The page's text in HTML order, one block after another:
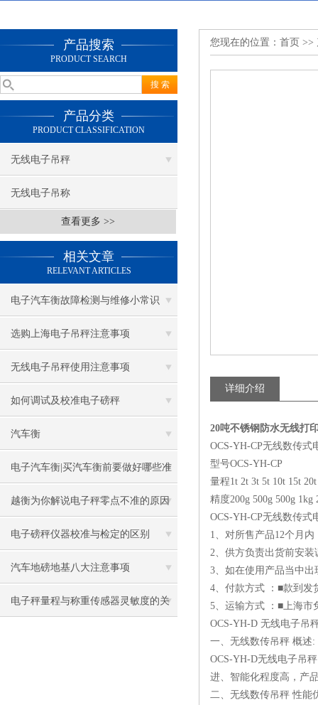
产品搜索
PRODUCT SEARCH
产品分类
PRODUCT CLASSIFICATION
无线电子吊秤
无线电子吊称
查看更多 >>
相关文章
RELEVANT ARTICLES
电子汽车衡故障检测与维修小常识
选购上海电子吊秤注意事项
无线电子吊秤使用注意事项
如何调试及校准电子磅秤
汽车衡
电子汽车衡|买汽车衡前要做好哪些准
备呢
越衡为你解说电子秤零点不准的原因
电子磅秤仪器校准与检定的区别
汽车地磅地基八大注意事项
电子秤量程与称重传感器灵敏度的关
您现在的位置： 首页 >>
详细介绍
20吨不锈钢防水无线打
OCS-YH-CP无线数传式
型号OCS-YH-CP
量程1t 2t 3t 5t 10t 15t 20t
精度200g 500g 500g 1kg
OCS-YH-CP无线数传式
1、对所售产品12个月
2、供方负责出货前安
3、如在使用产品当中
4、付款方式 ：■款到发
5、运输方式 ：■上海市
OCS-YH-D 无线电子吊
一、无线数传吊秤 概述:
OCS-YH-D无线电子吊
进、智能化程度高，产
二、无线数传吊秤 性能